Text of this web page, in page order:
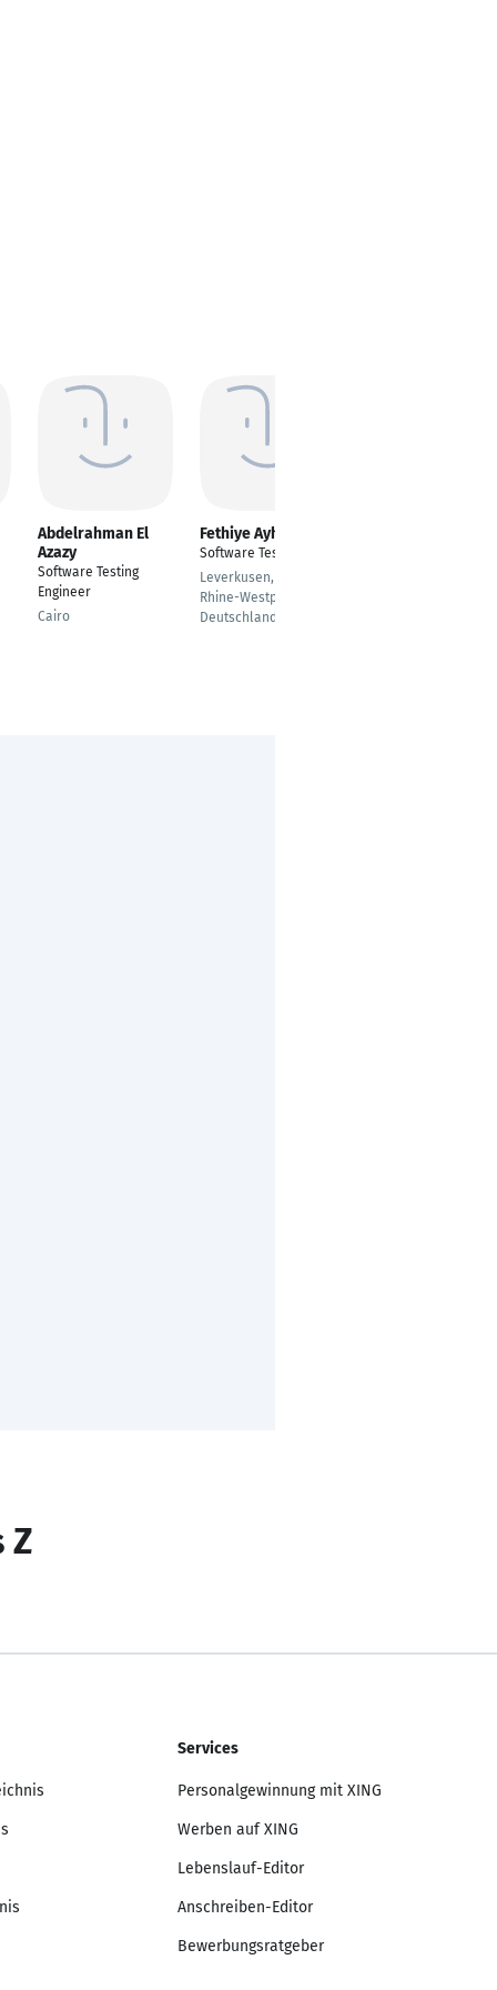
Abdelrahman El
Azazy
Software Testing
Engineer
Cairo
Fethiye Ayhan
Software Testerin
Leverkusen, North
Rhine-Westphalia,
Deutschland
Z
Services
Personalgewinnung mit XING
Werben auf XING
Lebenslauf-Editor
Anschreiben-Editor
Bewerbungsratgeber